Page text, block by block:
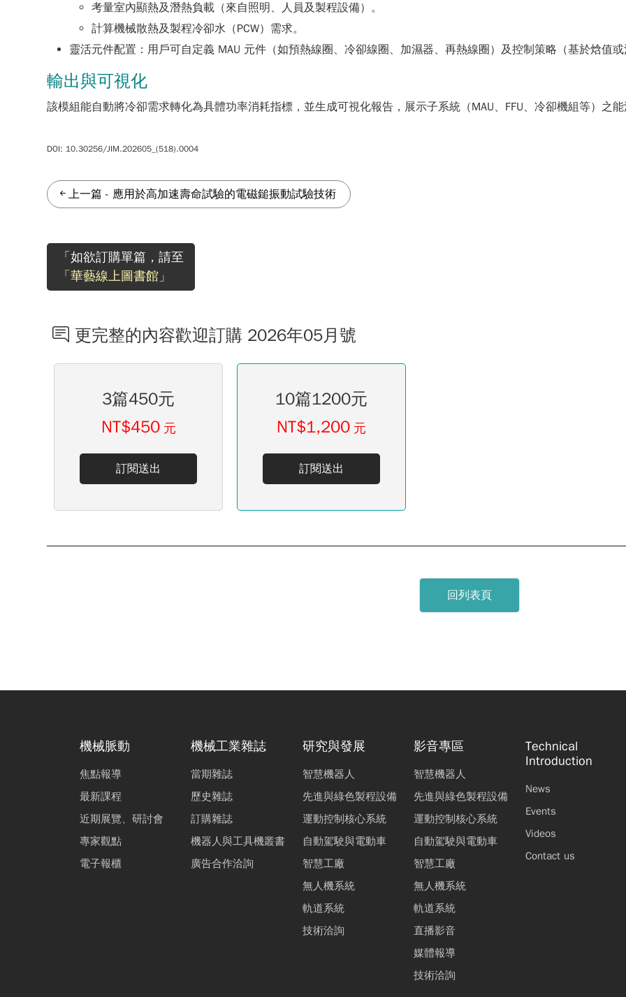
考量室內顯熱及潛熱負載（來自照明、人員及製程設備）。
計算機械散熱及製程冷卻水（PCW）需求。
靈活元件配置： 用戶可自定義 MAU 元件（如預熱線圈、冷卻線圈、加濕器、再熱線圈）及控制策略（基於焓值或
輸出與可視化
該模組能自動將冷卻需求轉化為具體功率消耗指標，並生成可視化報告，展示子系統（MAU、FFU、冷卻機組等）之能
DOI: 10.30256/JIM.202605_(518).0004
上一篇 - 應用於高加速壽命試驗的電磁鎚振動試驗技術
「如欲訂購單篇，請至
「華藝線上圖書館」
更完整的內容歡迎訂購 2026年05月號
3篇450元
NT$450 元
訂閱送出
10篇1200元
NT$1,200 元
訂閱送出
回列表頁
機械脈動
焦點報導
最新課程
近期展覽、研討會
專家觀點
電子報櫃
機械工業雜誌
當期雜誌
歷史雜誌
訂購雜誌
機器人與工具機叢書
廣告合作洽詢
研究與發展
智慧機器人
先進與綠色製程設備
運動控制核心系統
自動駕駛與電動車
智慧工廠
無人機系統
軌道系統
技術洽詢
影音專區
智慧機器人
先進與綠色製程設備
運動控制核心系統
自動駕駛與電動車
智慧工廠
無人機系統
軌道系統
直播影音
媒體報導
技術洽詢
Technical
Introduction
News
Events
Videos
Contact us